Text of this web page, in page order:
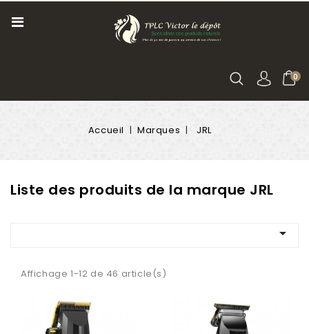
0
Accueil Marques JRL
Liste des produits de la marque JRL

Affichage 1-12 de 46 article(s)